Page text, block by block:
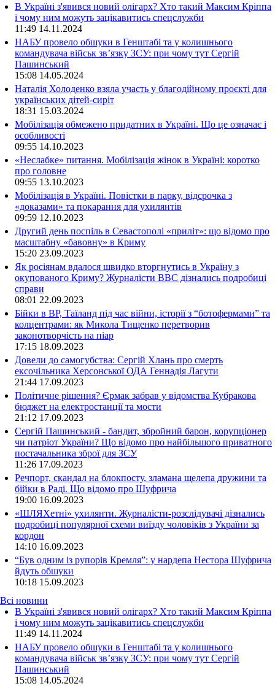
В Україні з'явився новий олігарх? Хто такий Максим Кріппа
і чому ним можуть зацікавитись спецслужби
11:49 14.11.2024
НАБУ провело обшуки в Генштабі та у колишнього
командувача військ зв’язку ЗСУ: при чому тут Сергій
Пашинський
15:08 14.05.2024
Наталія Холоденко взяла участь у благодійному проєкті для
українських дітей-сиріт
18:31 15.03.2024
Мобілізація обмежено придатних в Україні. Що це означає і
особливості
09:55 14.10.2023
«Неслабке» питання. Мобілізація жінок в Україні: коротко
про головне
09:55 13.10.2023
Мобілізація в Україні. Повістки в парку, відсрочка з
«доказами» та покарання для ухилянтів
09:59 12.10.2023
Другий день поспіль в Севастополі «приліт»: що відомо про
масштабну «бавовну» в Криму
15:20 23.09.2023
Як росіянам вдалося швидко вторгнутись в Україну з
окупованого Криму? Журналісти ВВС дізнались подробиці
справи
08:01 22.09.2023
Бійки в ВР, Таїланд під час війни, історії з “ботофермами” та
колцентрами: як Микола Тищенко перетворив
законотворчість на піар
17:15 18.09.2023
Довели до самогубства: Сергій Хлань про смерть
ексочільника Херсонської ОДА Геннадія Лагути
21:44 17.09.2023
Політичне рішення? Єрмак забрав у відомства Кубракова
бюджет на електростанції та мости
21:12 17.09.2023
Сергій Пашинський - бандит, збройний барон, корупціонер
чи патріот України? Що відомо про найбільшого приватного
постачальника зброї для ЗСУ
11:26 17.09.2023
Речпорт, скандал на блокпосту, зламана щелепа дружини та
бійки в Раді. Що відомо про Шуфрича
19:00 16.09.2023
«ШЛЯХетні» ухилянти. Журналісти-розслідувачі дізнались
подробиці популярної схеми виїзду чоловіків з України за
кордон
14:10 16.09.2023
“Був одним із рупорів Кремля”: у нардепа Нестора Шуфрича
йдуть обшуки
10:18 15.09.2023
Всі новини
В Україні з'явився новий олігарх? Хто такий Максим Кріппа
і чому ним можуть зацікавитись спецслужби
11:49 14.11.2024
НАБУ провело обшуки в Генштабі та у колишнього
командувача військ зв’язку ЗСУ: при чому тут Сергій
Пашинський
15:08 14.05.2024